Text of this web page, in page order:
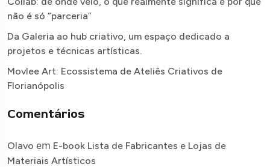
não é só “parceria”
Da Galeria ao hub criativo, um espaço dedicado a
projetos e técnicas artísticas.
Movlee Art: Ecossistema de Ateliês Criativos de
Florianópolis
Comentários
Olavo em E-book Lista de Fabricantes e Lojas de
Materiais Artísticos